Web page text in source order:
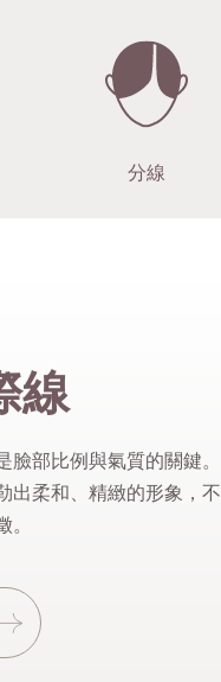
分線
線
部比例與氣質的關鍵。
出柔和、精緻的形象，不
。